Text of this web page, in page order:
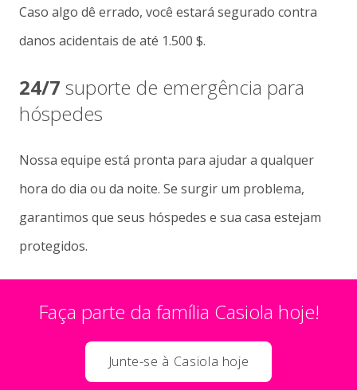
Caso algo dê errado, você estará segurado contra
danos acidentais de até 1.500 $.
24/7 suporte de emergência para
hóspedes
Nossa equipe está pronta para ajudar a qualquer
hora do dia ou da noite. Se surgir um problema,
garantimos que seus hóspedes e sua casa estejam
protegidos.
Faça parte da família Casiola hoje!
Junte-se à Casiola hoje